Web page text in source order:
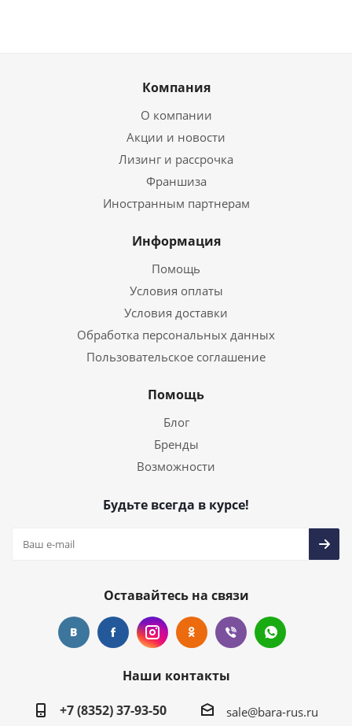
Компания
О компании
Акции и новости
Лизинг и рассрочка
Франшиза
Иностранным партнерам
Информация
Помощь
Условия оплаты
Условия доставки
Обработка персональных данных
Пользовательское соглашение
Помощь
Блог
Бренды
Возможности
Будьте всегда в курсе!
Оставайтесь на связи
Наши контакты
+7 (8352) 37-93-50
sale@bara-rus.ru